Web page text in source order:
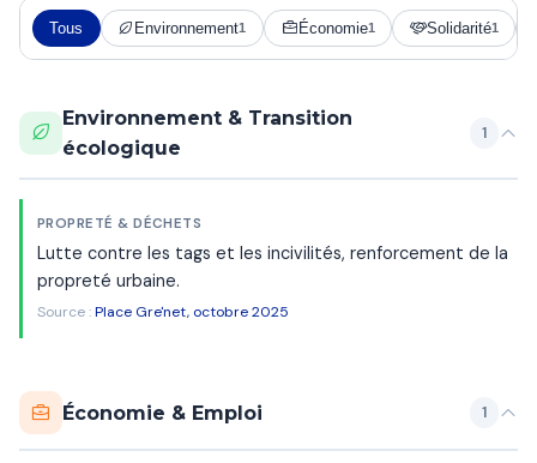
Tous Environnement1 Économie1 Solidarité1
Environnement & Transition
écologique
1
PROPRETÉ & DÉCHETS
Lutte contre les tags et les incivilités, renforcement de la
propreté urbaine.
Source :Place Gre'net, octobre 2025
Économie & Emploi 1